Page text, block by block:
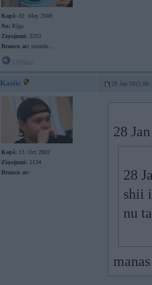
Kopš: 02. May 2008
No: Rīga
Ziņojumi: 3293
Braucu ar: smaidu...
Kasiic 29. Jan 2012,
Kopš: 13. Oct 2002
Ziņojumi: 5134
Braucu ar:
28
28
shii
nu